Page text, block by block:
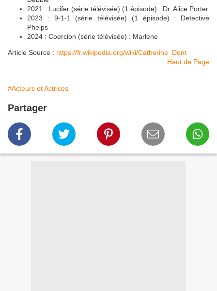
2021 : Lucifer (série télévisée) (1 épisode) : Dr. Alice Porter
2023 : 9-1-1 (série télévisée) (1 épisode) : Detective
Phelps
2024 : Coercion (série télévisée) : Marlene
Article Source : https://fr.wikipedia.org/wiki/Catherine_Dent
Haut de Page
#Acteurs et Actrices
Partager